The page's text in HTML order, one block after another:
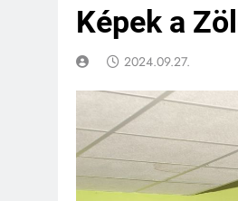
Képek a
2024.09.27.